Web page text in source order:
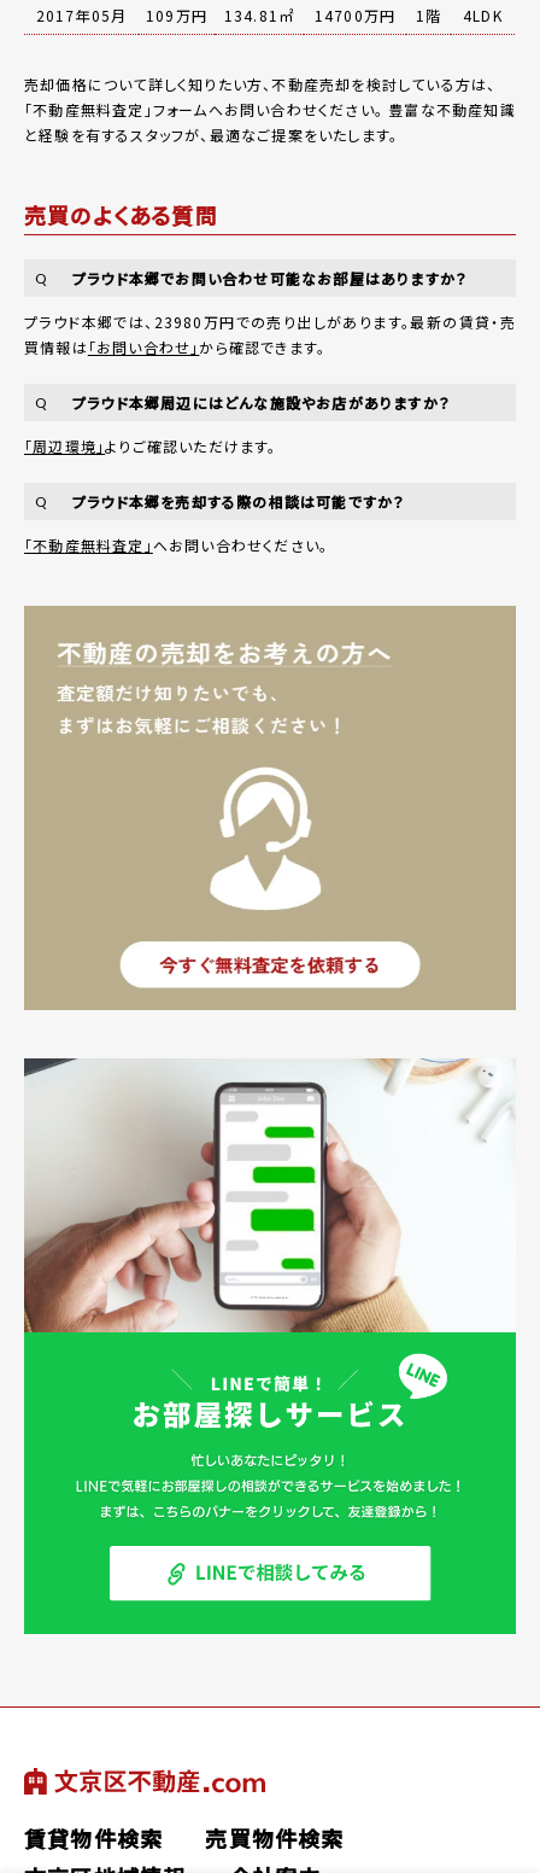
2017年05月
109万円 134.81㎡ 14700万円 1階 4LDK
売却価格について詳しく知りたい方、不動産売却を検討している方は、
「不動産無料査定 」フォームへお問い合わせください。 豊富な不動産知識
と経験を有するスタッフが、最適なご提案をいたします。
売買のよくある質問
Q プラウド本郷でお問い合わせ可能なお部屋はありますか？
プラウド本郷では、23980万円での売り出しがあります。最新の賃貸・売
買情報は「お問い合わせ」 から確認できます。
Q プラウド本郷周辺にはどんな施設やお店がありますか？
「周辺環境」よりご確認いただけます。
Q プラウド本郷を売却する際の相談は可能ですか？
「不動産無料査定」へお問い合わせください。
賃貸物件検索
売買物件検索